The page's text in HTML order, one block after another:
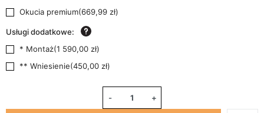
Okucia premium(669,99 zł)
Usługi dodatkowe:
* Montaż(1 590,00 zł)
** Wniesienie(450,00 zł)
- +